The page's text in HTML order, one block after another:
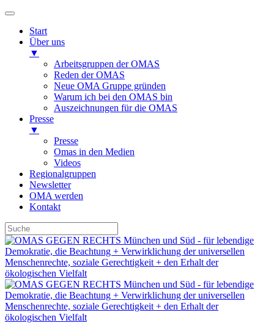
Start
Über uns
▼
Arbeitsgruppen der OMAS
Reden der OMAS
Neue OMA Gruppe gründen
Warum ich bei den OMAS bin
Auszeichnungen für die OMAS
Presse
▼
Presse
Omas in den Medien
Videos
Regionalgruppen
Newsletter
OMA werden
Kontakt